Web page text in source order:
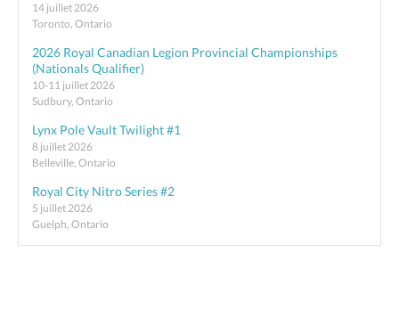
14 juillet 2026
Toronto, Ontario
2026 Royal Canadian Legion Provincial Championships
(Nationals Qualifier)
10-11 juillet 2026
Sudbury, Ontario
Lynx Pole Vault Twilight #1
8 juillet 2026
Belleville, Ontario
Royal City Nitro Series #2
5 juillet 2026
Guelph, Ontario